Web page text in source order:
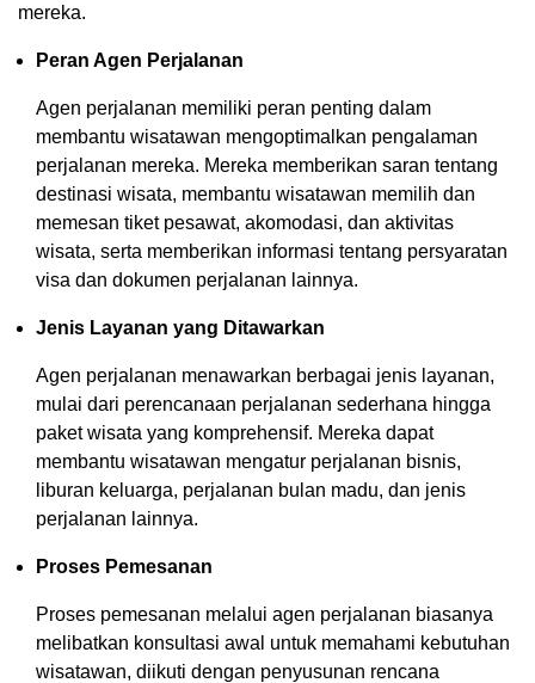
mereka.
Peran Agen Perjalanan
Agen perjalanan memiliki peran penting dalam
membantu wisatawan mengoptimalkan pengalaman
perjalanan mereka. Mereka memberikan saran tentang
destinasi wisata, membantu wisatawan memilih dan
memesan tiket pesawat, akomodasi, dan aktivitas
wisata, serta memberikan informasi tentang persyaratan
visa dan dokumen perjalanan lainnya.
Jenis Layanan yang Ditawarkan
Agen perjalanan menawarkan berbagai jenis layanan,
mulai dari perencanaan perjalanan sederhana hingga
paket wisata yang komprehensif. Mereka dapat
membantu wisatawan mengatur perjalanan bisnis,
liburan keluarga, perjalanan bulan madu, dan jenis
perjalanan lainnya.
Proses Pemesanan
Proses pemesanan melalui agen perjalanan biasanya
melibatkan konsultasi awal untuk memahami kebutuhan
wisatawan, diikuti dengan penyusunan rencana